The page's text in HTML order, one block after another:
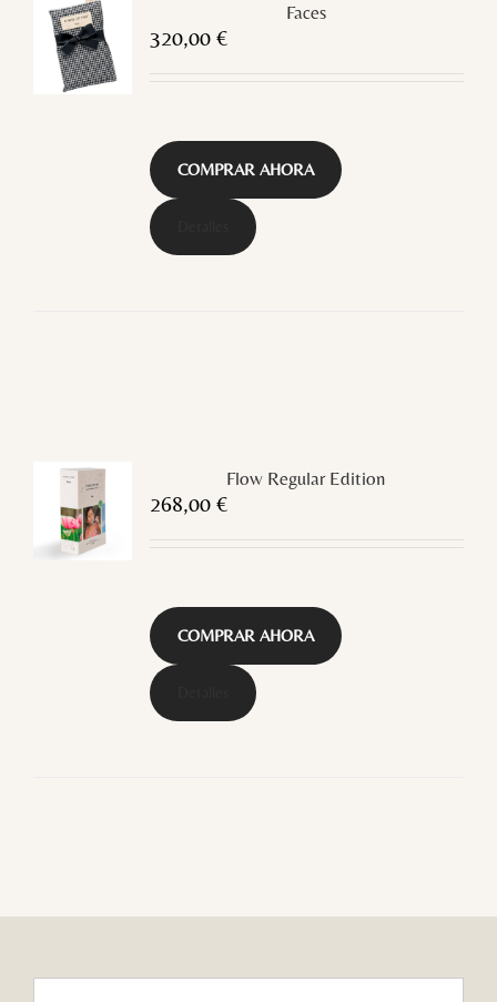
Faces
320,00 €
COMPRAR AHORA
Flow Regular Edition
268,00 €
COMPRAR AHORA